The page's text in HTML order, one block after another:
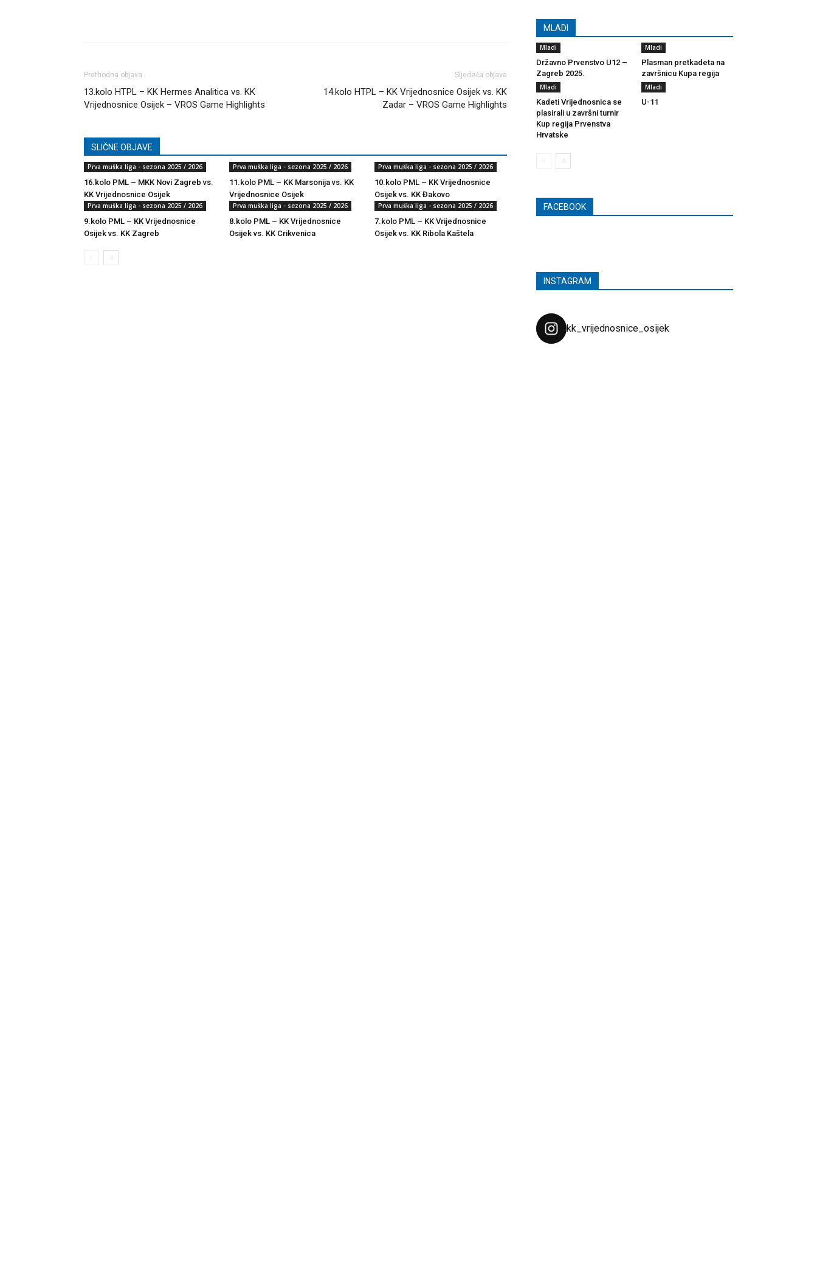
Prethodna objava
13.kolo HTPL – KK Hermes Analitica vs. KK
Vrijednosnice Osijek – VROS Game Highlights
Sljedeća objava
14.kolo HTPL – KK Vrijednosnice Osijek vs. KK
Zadar – VROS Game Highlights
SLIČNE OBJAVE
Prva muška liga - sezona 2025 / 2026
16.kolo PML – MKK Novi Zagreb vs.
KK Vrijednosnice Osijek
Prva muška liga - sezona 2025 / 2026
11.kolo PML – KK Marsonija vs. KK
Vrijednosnice Osijek
Prva muška liga - sezona 2025 / 2026
10.kolo PML – KK Vrijednosnice
Osijek vs. KK Đakovo
Prva muška liga - sezona 2025 / 2026
9.kolo PML – KK Vrijednosnice
Osijek vs. KK Zagreb
Prva muška liga - sezona 2025 / 2026
8.kolo PML – KK Vrijednosnice
Osijek vs. KK Crikvenica
Prva muška liga - sezona 2025 / 2026
7.kolo PML – KK Vrijednosnice
Osijek vs. KK Ribola Kaštela
MLADI
Mladi
Državno Prvenstvo U12 –
Zagreb 2025.
Mladi
Plasman pretkadeta na
završnicu Kupa regija
Mladi
Kadeti Vrijednosnica se
plasirali u završni turnir
Kup regija Prvenstva
Hrvatske
Mladi
U-11
FACEBOOK
INSTAGRAM
kk_vrijednosnice_osijek